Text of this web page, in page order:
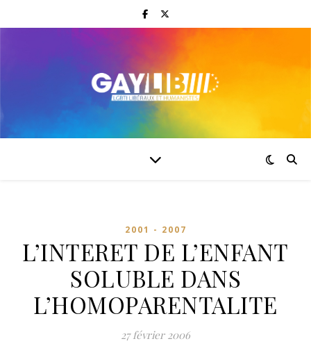
2001 - 2007
L’INTERET DE L’ENFANT
SOLUBLE DANS
L’HOMOPARENTALITE
27 février 2006